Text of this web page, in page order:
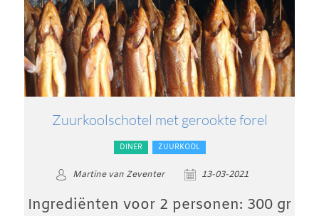
Zuurkoolschotel met gerookte forel
DINER ZUURKOOL
Martine van Zeventer 13-03-2021
Ingrediënten voor 2 personen: 300 gr